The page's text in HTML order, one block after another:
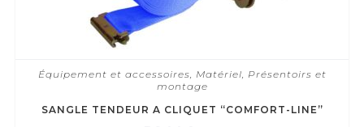
Équipement et accessoires, Matériel, Présentoirs et
montage
SANGLE TENDEUR A CLIQUET “COMFORT-LINE”